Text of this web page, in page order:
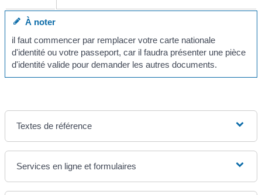
À noter
il faut commencer par remplacer votre carte nationale
d'identité ou votre passeport, car il faudra présenter une pièce
d'identité valide pour demander les autres documents.
Textes de référence
Services en ligne et formulaires